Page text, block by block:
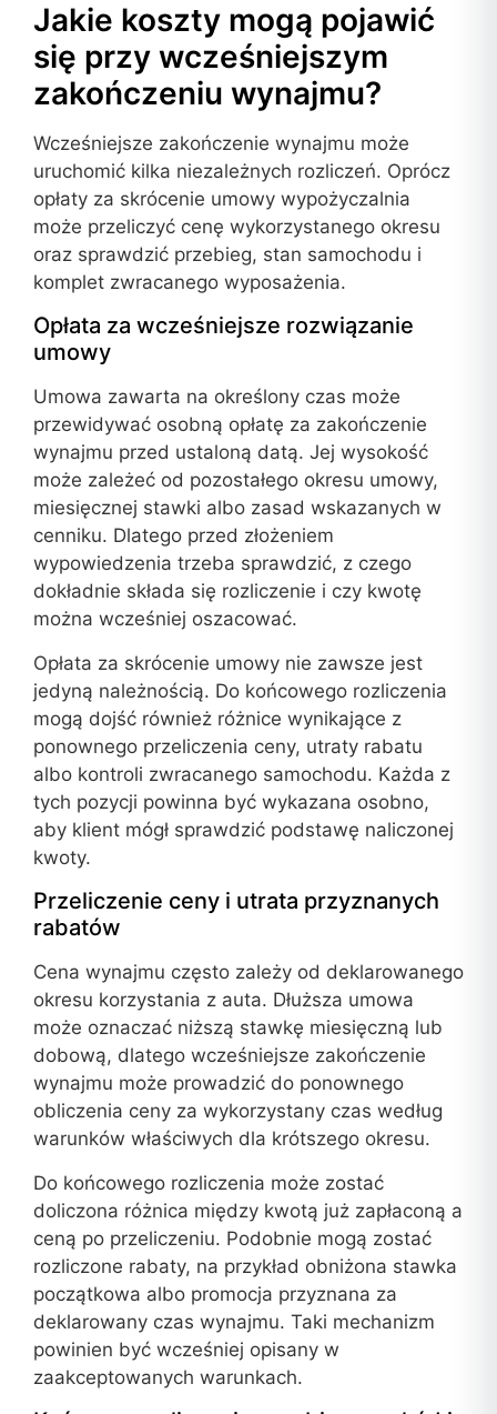
Jakie koszty mogą pojawić
się przy wcześniejszym
zakończeniu wynajmu?
Wcześniejsze zakończenie wynajmu może
uruchomić kilka niezależnych rozliczeń. Oprócz
opłaty za skrócenie umowy wypożyczalnia
może przeliczyć cenę wykorzystanego okresu
oraz sprawdzić przebieg, stan samochodu i
komplet zwracanego wyposażenia.
Opłata za wcześniejsze rozwiązanie
umowy
Umowa zawarta na określony czas może
przewidywać osobną opłatę za zakończenie
wynajmu przed ustaloną datą. Jej wysokość
może zależeć od pozostałego okresu umowy,
miesięcznej stawki albo zasad wskazanych w
cenniku. Dlatego przed złożeniem
wypowiedzenia trzeba sprawdzić, z czego
dokładnie składa się rozliczenie i czy kwotę
można wcześniej oszacować.
Opłata za skrócenie umowy nie zawsze jest
jedyną należnością. Do końcowego rozliczenia
mogą dojść również różnice wynikające z
ponownego przeliczenia ceny, utraty rabatu
albo kontroli zwracanego samochodu. Każda z
tych pozycji powinna być wykazana osobno,
aby klient mógł sprawdzić podstawę naliczonej
kwoty.
Przeliczenie ceny i utrata przyznanych
rabatów
Cena wynajmu często zależy od deklarowanego
okresu korzystania z auta. Dłuższa umowa
może oznaczać niższą stawkę miesięczną lub
dobową, dlatego wcześniejsze zakończenie
wynajmu może prowadzić do ponownego
obliczenia ceny za wykorzystany czas według
warunków właściwych dla krótszego okresu.
Do końcowego rozliczenia może zostać
doliczona różnica między kwotą już zapłaconą a
ceną po przeliczeniu. Podobnie mogą zostać
rozliczone rabaty, na przykład obniżona stawka
początkowa albo promocja przyznana za
deklarowany czas wynajmu. Taki mechanizm
powinien być wcześniej opisany w
zaakceptowanych warunkach.